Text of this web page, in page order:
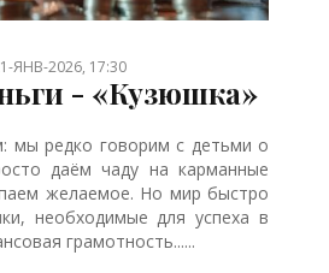
ЯНВ-2026, 17:30
- «Кузюшка»
мы редко говорим с детьми о
даём чаду на карманные
желаемое. Но мир быстро
необходимые для успеха в
грамотность......